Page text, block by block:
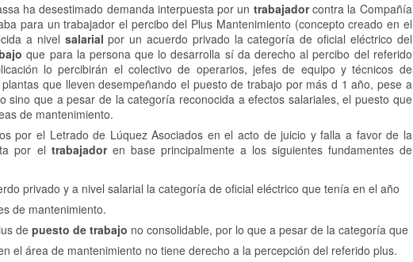
ha desestimado demanda interpuesta por un trabajadorcontra la Compañía
para un trabajador el percibo del Plus Mantenimiento (concepto creado en el
a nivel salarial por un acuerdo privado la categoría de oficial eléctrico del
que para la persona que lo desarrolla sí da derecho al percibo del referido
lo percibirán el colectivo de operarios, jefes de equipo y técnicos de
que lleven desempeñando el puesto de trabajo por más d 1 año, pese a
sino que a pesar de la categoría reconocida a efectos salariales, el puesto que
de mantenimiento.
por el Letrado de Lúquez Asociados en el acto de juicio y falla a favor de la
por el trabajadoren base principalmente a los siguientes fundamentes de
privado y a nivel salarial la categoría de oficial eléctrico que tenía en el año
de mantenimiento.
depuesto de trabajo no consolidable, por lo que a pesar de la categoría que
el área de mantenimiento no tiene derecho a la percepción del referido plus.